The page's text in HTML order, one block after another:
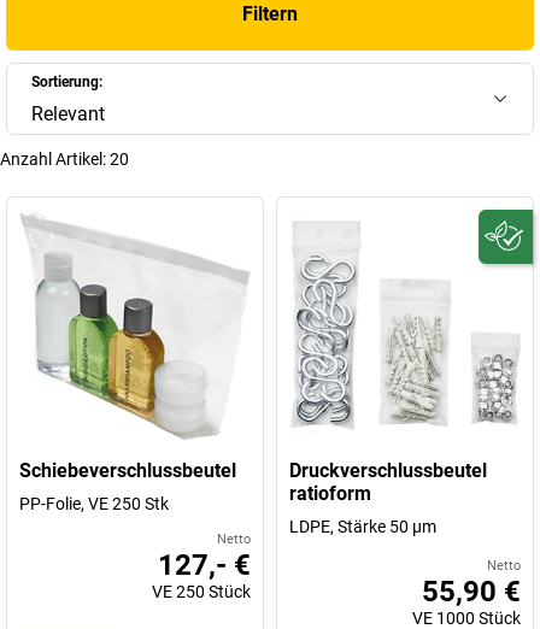
Filtern
Sortierung:
Relevant
Anzahl Artikel:20
Schiebeverschlussbeutel
PP-Folie, VE 250 Stk
Netto
127,- €
VE250 Stück
Druckverschlussbeutel
ratioform
LDPE, Stärke 50 µm
Netto
55,90 €
VE 1000 Stück